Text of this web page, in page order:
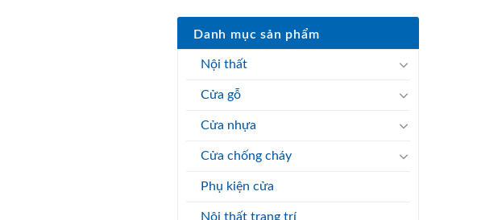
Danh mục sản phẩm
Nội thất
Cửa gỗ
Cửa nhựa
Cửa chống cháy
Phụ kiện cửa
Nội thất trang trí